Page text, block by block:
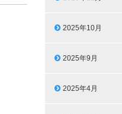
2025年10月
2025年9月
2025年4月